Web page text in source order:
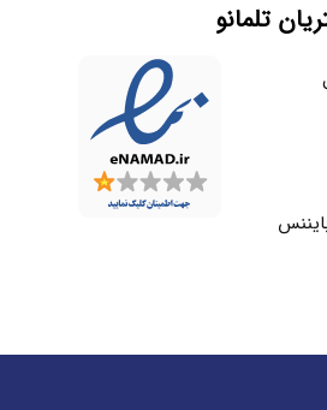
تلمانو